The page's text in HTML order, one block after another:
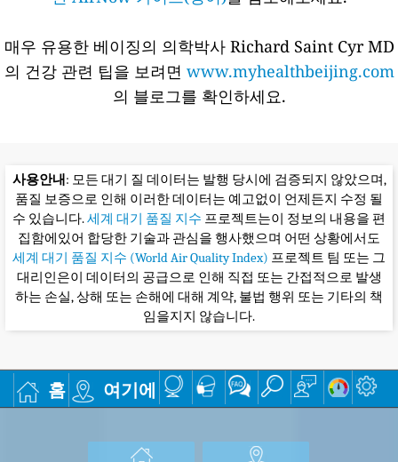
매우 유용한 베이징의 의학박사 Richard Saint Cyr MD
의 건강 관련 팁을 보려면 www.myhealthbeijing.com
의 블로그를 확인하세요.
사용안내: 모든 대기 질 데이터는 발행 당시에 검증되지 않았으며,
품질 보증으로 인해 이러한 데이터는 예고없이 언제든지 수정 될
수 있습니다.세계 대기 품질 지수 프로젝트는이 정보의 내용을 편
집함에있어 합당한 기술과 관심을 행사했으며 어떤 상황에서도
세계 대기 품질 지수 (World Air Quality Index) 프로젝트 팀 또는 그
대리인은이 데이터의 공급으로 인해 직접 또는 간접적으로 발생
하는 손실, 상해 또는 손해에 대해 계약, 불법 행위 또는 기타의 책
임을지지 않습니다.
홈 여기에